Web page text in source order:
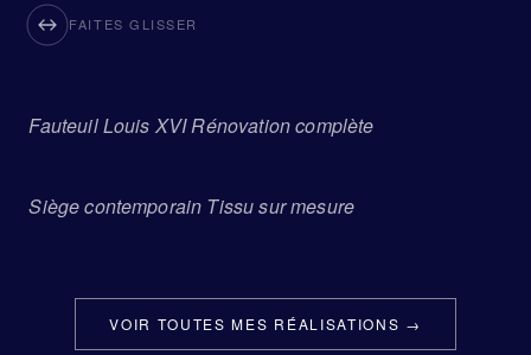
FAITES GLISSER
Fauteuil Louis XVI Rénovation complète
Siège contemporain Tissu sur mesure
VOIR TOUTES MES RÉALISATIONS →